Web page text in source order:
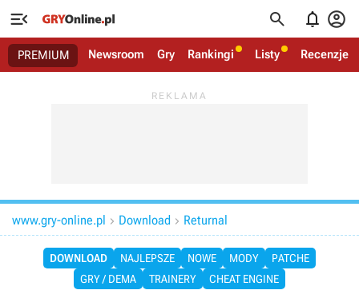
   
PREMIUM Newsroom Gry Rankingi Listy Recenzje
www.gry-online.pl  Download  Returnal
DOWNLOAD NAJLEPSZE NOWE MODY
PATCHE
GRY / DEMA
TRAINERY CHEAT ENGINE